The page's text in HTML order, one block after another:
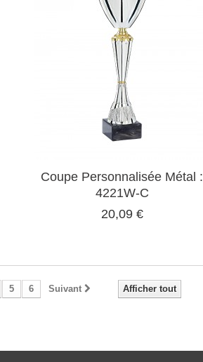
Coupe Personnalisée Métal :
4221W-C
20,09 €
Afficher tout
5 6 Suivant